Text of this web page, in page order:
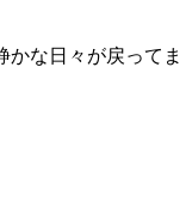
かな日々が戻ってま